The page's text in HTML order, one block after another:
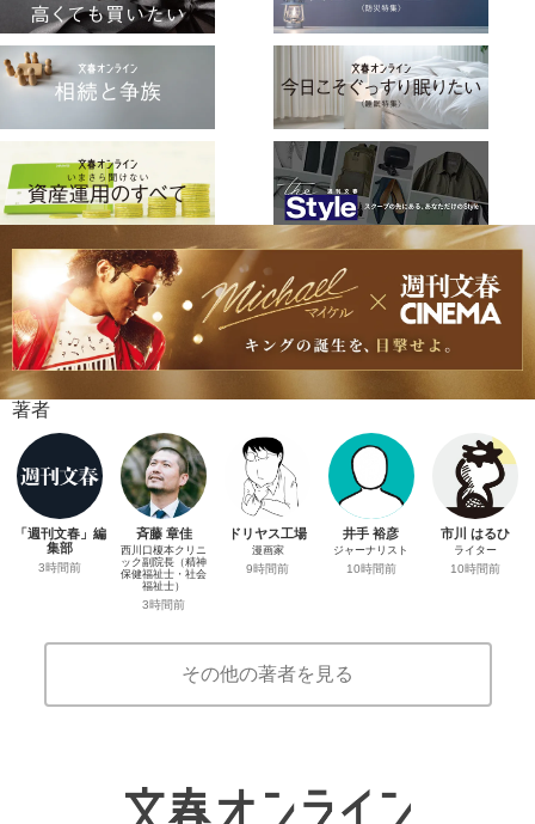
著者
「週刊文春」編
集部
3時間前
斉藤 章佳
西川口榎本クリニ
ック副院長（精神
保健福祉士・社会
福祉士）
3時間前
ドリヤス工場
漫画家
9時間前
井手 裕彦
ジャーナリスト
10時間前
市川 はるひ
ライター
10時間前
その他の著者を見る